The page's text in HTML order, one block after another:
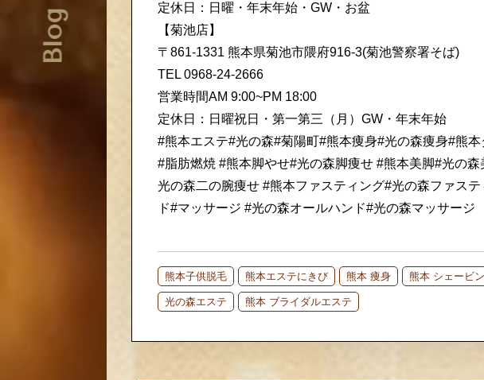
Blog
定休日：日曜・年末年始・GW・お盆
【菊池店】
〒861-1331 熊本県菊池市隈府916-3(菊池警察署そば)
TEL 0968-24-2666
営業時間AM 9:00~PM 18:00
定休日：日曜祝日・第一第三（月）GW・年末年始
#熊本エステ#光の森#菊陽町#熊本痩身#光の森痩身#熊
#脂肪燃焼 #熊本脚やせ#光の森脚痩せ #熊本美脚#光の
光の森二の腕痩せ #熊本ファスティング#光の森ファス
ド#マッサージ #光の森オールハンド#光の森マッサージ
熊本子供脱毛 熊本エステにきび 熊本 痩身 熊本 シェービ
光の森エステ 熊本 ブライダルエステ